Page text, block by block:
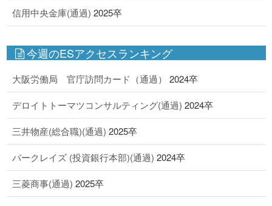
信用中央金庫(通過) 2025卒
今週のESアクセスランキング
大阪労働局 官庁訪問カード（通過） 2024卒
デロイトトーマツコンサルティング(通過) 2024卒
三井物産(総合職)(通過) 2025卒
バークレイズ (投資銀行本部)(通過) 2024卒
三菱商事(通過) 2025卒